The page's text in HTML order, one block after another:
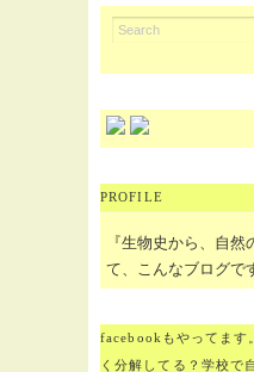
PROFILE
『生物史から、自
て、こんなブログで
facebookもやってます
く分解してる？学校で